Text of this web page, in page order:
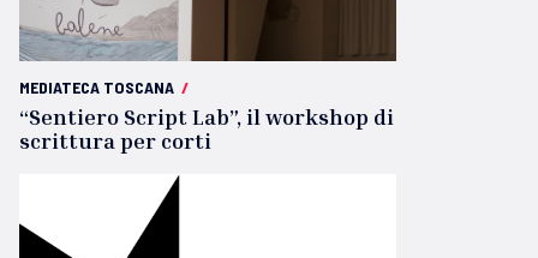
MEDIATECA TOSCANA /
“Sentiero Script Lab”, il workshop di
scrittura per corti